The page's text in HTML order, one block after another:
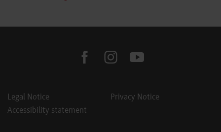
Footer Meta Navigation
facebookinstagramyoutube
Legal Notice
Privacy Notice
Accessibility statement